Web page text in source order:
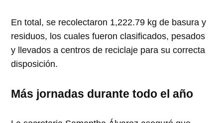
En total, se recolectaron 1,222.79 kg de basura y
residuos, los cuales fueron clasificados, pesados
y llevados a centros de reciclaje para su correcta
disposición.
Más jornadas durante todo el año